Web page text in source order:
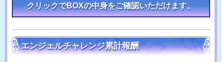
クリックでBOXの中身をご確認いただけます。
エンジェルチャレンジ累計報酬